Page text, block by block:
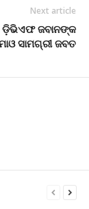
Next article
ଡ଼ିଭିଏଫ ଜବାନଙ୍କ
ସାମଗ୍ରୀ ଜବତ